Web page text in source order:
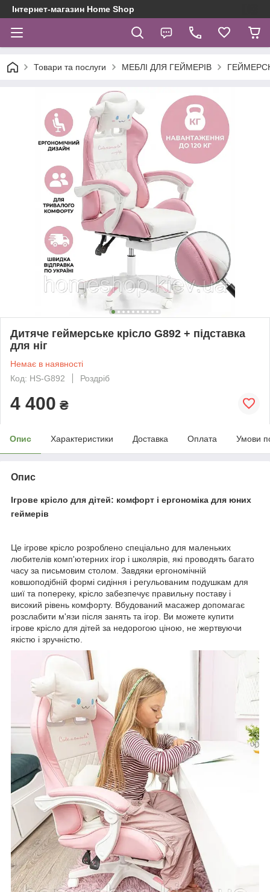
Інтернет-магазин Home Shop
Товари та послуги МЕБЛІ ДЛЯ ГЕЙМЕРІВ
Дитяче геймерське крісло G892 + підставка
для ніг
Немає в наявності
Код: HS-G892
Роздріб
4 400 ₴
Опис Характеристики Доставка Оплата Умови
Опис
Ігрове крісло для дітей: комфорт і ергономіка для юних
геймерів
Це ігрове крісло розроблено спеціально для маленьких
любителів комп'ютерних ігор і школярів, які проводять багато
часу за письмовим столом. Завдяки ергономічній
ковшоподібній формі сидіння і регульованим подушкам для
шиї та попереку, крісло забезпечує правильну поставу і
високий рівень комфорту. Вбудований масажер допомагає
розслабити м'язи після занять та ігор. Ви можете купити
ігрове крісло для дітей за недорогою ціною, не жертвуючи
якістю і зручністю.